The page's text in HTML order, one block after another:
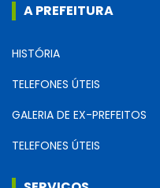
A PREFEITURA
HISTÓRIA
TELEFONES ÚTEIS
GALERIA DE EX-PREFEITOS
TELEFONES ÚTEIS